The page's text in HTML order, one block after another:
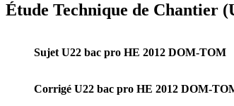
Étude Technique de Chantier
Sujet U22 bac pro HE 2012 DOM-TOM
Corrigé U22 bac pro HE 2012 DOM-